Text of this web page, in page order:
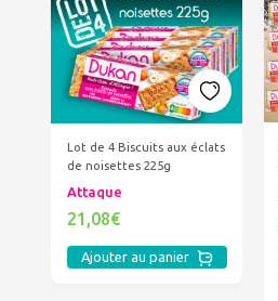
Lot de 4 Biscuits aux éclats
de noisettes 225g
Attaque
21,08€
Ajouter au panier